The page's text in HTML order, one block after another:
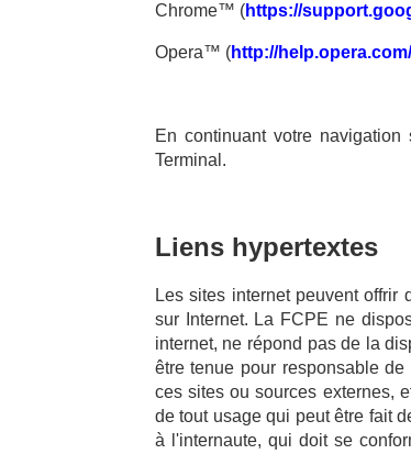
Chrome™ (https://
Opera™ (http://
En continuant votre
Terminal.
Liens hypertextes
Les sites internet peuvent offrir
sur Internet. La FCPE ne
internet, ne répond pas de la
être tenue pour responsable
ces sites ou sources externes,
de tout usage qui peut être fait
à l'internaute, qui doit se